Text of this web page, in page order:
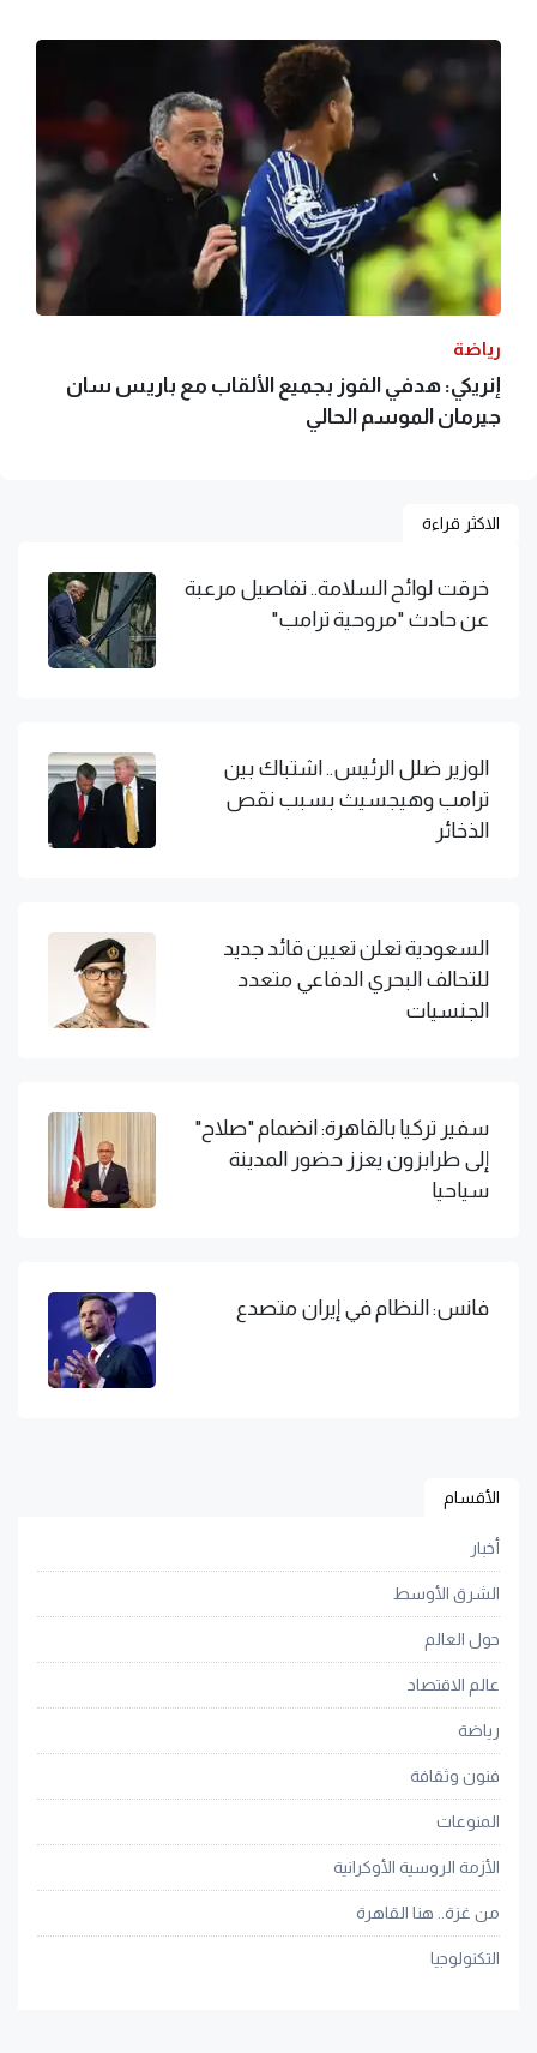
رياضة
إنريكي: هدفي الفوز بجميع الألقاب مع باريس سان
جيرمان الموسم الحالي
الاكثر قراءة
خرقت لوائح السلامة.. تفاصيل مرعبة
عن حادث "مروحية ترامب"
الوزير ضلل الرئيس.. اشتباك بين
ترامب وهيجسيث بسبب نقص
الذخائر
السعودية تعلن تعيين قائد جديد
للتحالف البحري الدفاعي متعدد
الجنسيات
سفير تركيا بالقاهرة: انضمام "صلاح"
إلى طرابزون يعزز حضور المدينة
سياحيا
فانس: النظام في إيران متصدع
الأقسام
أخبار
الشرق الأوسط
حول العالم
عالم الاقتصاد
رياضة
فنون وثقافة
المنوعات
الأزمة الروسية الأوكرانية
من غزة.. هنا القاهرة
التكنولوجيا